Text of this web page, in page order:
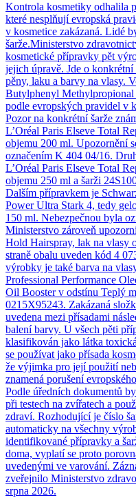
Kontrola kosmetiky odhalila
které nesplňují evropská
v kosmetice zakázaná. Lidé
šarže.Ministerstvo
kosmetické přípravky pět
jejich úpravě. Jde o
pěny, laku a barvy na vlasy.
Butylphenyl Methylpropional
podle evropských pravidel v
Pozor na konkrétní šarže
L’Oréal Paris Elseve Total
objemu 200 ml. Upozornění
označením K 404 04/16.
L’Oréal Paris Elseve Total
objemu 250 ml a šarži
Dalším přípravkem je
Power Ultra Stark 4, tedy
150 ml. Nebezpečnou byla
Ministerstvo zároveň
Hold Hairspray, lak na vlasy
straně obalu uveden kód 4
výrobky je také barva na
Professional Performance
Oil Booster v odstínu Teplý
0215X95243. Zakázaná
uvedena mezi přísadami
balení barvy. U všech pěti
klasifikován jako látka
se používat jako přísada
že výjimka pro její použití
znamená porušení
Podle úředních dokumentů
při testech na zvířatech a
zdraví. Rozhodující je číslo
automaticky na všechny
identifikované přípravky a
doma, vyplatí se proto
uvedenými ve varování.
zveřejnilo Ministerstvo
srpna 2026.